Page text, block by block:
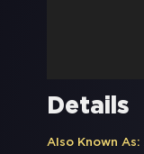
Details
Also Known As: